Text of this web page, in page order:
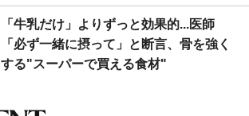
「牛乳だけ」よりずっと効果的...医師
「必ず一緒に摂って」と断言、骨を強く
する"スーパーで買える食材"